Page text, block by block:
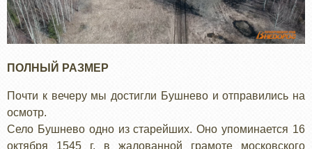
ПОЛНЫЙ РАЗМЕР
Почти к вечеру мы достигли Бушнево и отправились на
осмотр.
Село Бушнево одно из старейших. Оно упоминается 16
октября 1545 г. в жалованной грамоте московского